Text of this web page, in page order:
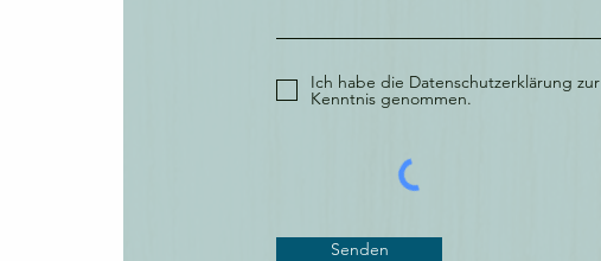
Ich habe die Datenschutzerklärung zur
Kenntnis genommen.
Senden